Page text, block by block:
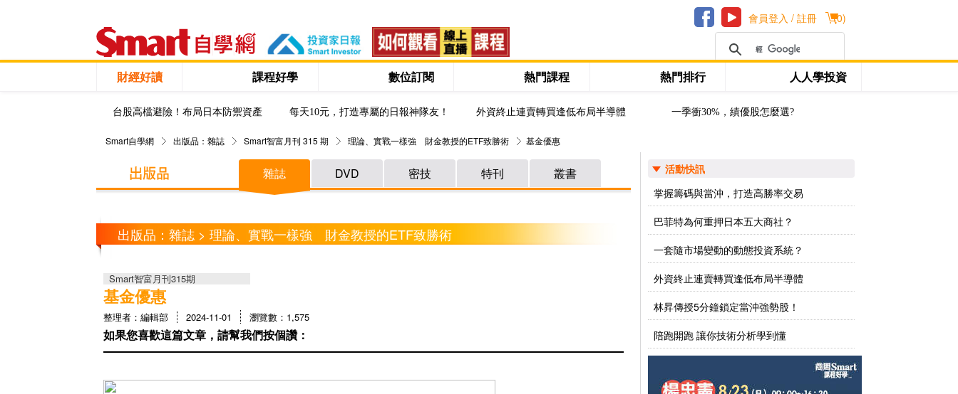
(0)
會員登入 / 註冊
財經好讀 課程好學 數位訂閱 熱門課程 熱門排行 人人學投資
台股高檔避險！布局日本防禦資產 每天10元，打造專屬的日報神隊友！ 外資終止連賣轉買逢低布局半導體 一季衝30%，績優股怎麼選?
Smart自學網 出版品：雜誌 Smart智富月刊 315 期 理論、實戰一樣強 財金教授的ETF致勝術 基金優惠
雜誌 DVD 密技 特刊 叢書
出版品：雜誌 > 理論、實戰一樣強 財金教授的ETF致勝術
Smart智富月刊315期
基金優惠
整理者：編輯部 2024-11-01 瀏覽數：1,575
如果您喜歡這篇文章，請幫我們按個讚：
活動快訊
掌握籌碼與當沖，打造高勝率交易
巴菲特為何重押日本五大商社？
一套隨市場變動的動態投資系統？
外資終止連賣轉買逢低布局半導體
林昇傳授5分鐘鎖定當沖強勢股！
陪跑開跑 讓你技術分析學到懂